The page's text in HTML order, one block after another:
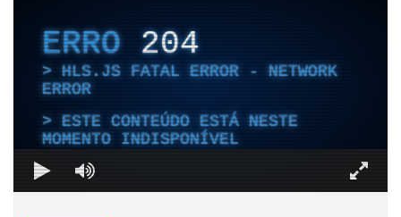
ERRO204
HLS.JS FATAL ERROR - NETWORK
ERROR
ESTE CONTEÚDO ESTÁ NESTE
MOMENTO INDISPONÍVEL